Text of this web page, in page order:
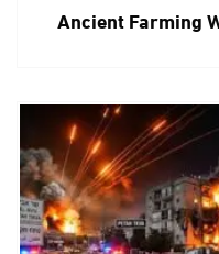
Ancient Farming